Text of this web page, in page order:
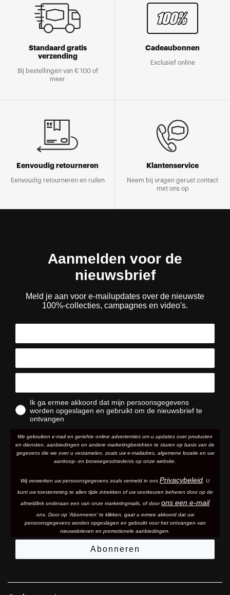
Standaard gratis
verzending
Bij bestellingen van € 100 of
meer
Cadeaubonnen
Exclusief online
Eenvoudig retourneren
Eenvoudig retourneren en ruilen
Klantenservice
Neem bij vragen gerust contact
met ons op
Aanmelden voor de
nieuwsbrief
Meld je aan voor e-mailupdates over de nieuwste
100%-collecties, campagnes en video's.
Ik ga ermee akkoord dat mijn persoonsgegevens
worden opgeslagen en gebruikt om de nieuwsbrief te
ontvangen
We gebruiken e-mail en gerichte online advertenties om u updates over producten
en diensten, aanbiedingen en andere marketingberichten te sturen op basis van de
gegevens die we over u verzamelen, zoals uw e-mailadres, algemene locatie en uw
aankoop- en browsegeschiedenis op onze website.
Wij verwerken uw persoonsgegevens zoals vermeld in ons Privacybeleid . U
kunt uw toestemming te allen tijde intrekken of uw voorkeuren beheren door op de
afmeldlink onderaan een van onze marketingmails , of doorons een e-mail
ons. Door op 'Abonneren' te klikken, gaat u ermee akkoord dat uw
persoonsgegevens worden opgeslagen en gebruikt voor het ontvangen van
nieuwsbrieven en promotionele aanbiedingen.
Abonneren